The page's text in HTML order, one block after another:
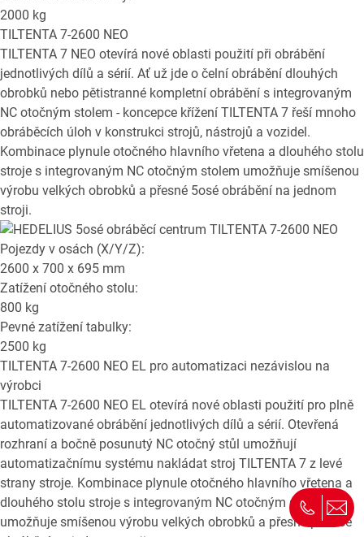
2000 kg
TILTENTA 7-2600 NEO
TILTENTA 7 NEO otevírá nové oblasti použití při obrábění
jednotlivých dílů a sérií. Ať už jde o čelní obrábění dlouhých
obrobků nebo pětistranné kompletní obrábění s integrovaným
NC otočným stolem - koncepce křížení TILTENTA 7 řeší mnoho
obráběcích úloh v konstrukci strojů, nástrojů a vozidel.
Kombinace plynule otočného hlavního vřetena a dlouhého stolu
stroje s integrovaným NC otočným stolem umožňuje smíšenou
výrobu velkých obrobků a přesné 5osé obrábění na jednom
stroji.
Pojezdy v osách (X/Y/Z):
2600 x 700 x 695 mm
Zatížení otočného stolu:
800 kg
Pevné zatížení tabulky:
2500 kg
TILTENTA 7-2600 NEO EL pro automatizaci nezávislou na
výrobci
TILTENTA 7-2600 NEO EL otevírá nové oblasti použití pro plně
automatizované obrábění jednotlivých dílů a sérií. Otevřená
rozhraní a bočně posunutý NC otočný stůl umožňují
automatizačnímu systému nakládat stroj TILTENTA 7 z levé
strany stroje. Kombinace plynule otočného hlavního vřetena a
dlouhého stolu stroje s integrovaným NC otočným stolem
umožňuje smíšenou výrobu velkých obrobků a přesné pětiosé